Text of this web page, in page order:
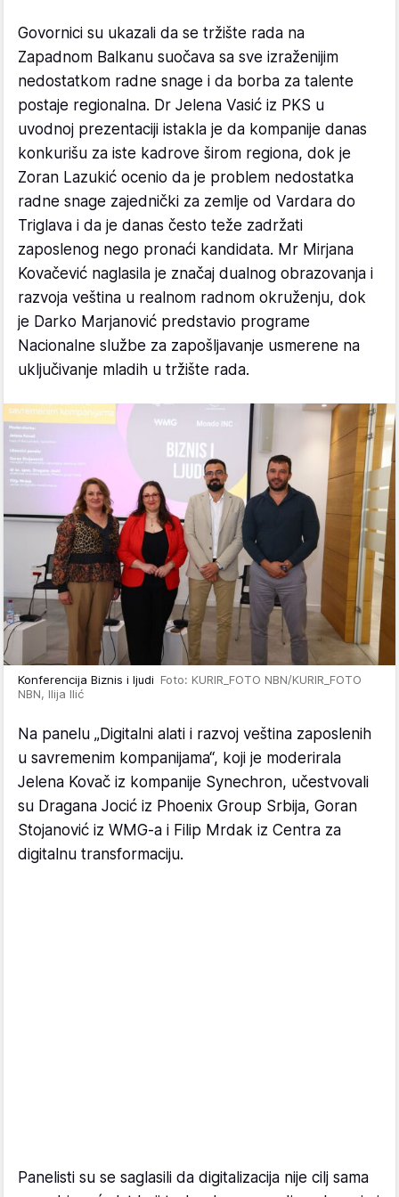
Govornici su ukazali da se tržište rada na
Zapadnom Balkanu suočava sa sve izraženijim
nedostatkom radne snage i da borba za talente
postaje regionalna. Dr Jelena Vasić iz PKS u
uvodnoj prezentaciji istakla je da kompanije danas
konkurišu za iste kadrove širom regiona, dok je
Zoran Lazukić ocenio da je problem nedostatka
radne snage zajednički za zemlje od Vardara do
Triglava i da je danas često teže zadržati
zaposlenog nego pronaći kandidata. Mr Mirjana
Kovačević naglasila je značaj dualnog obrazovanja i
razvoja veština u realnom radnom okruženju, dok
je Darko Marjanović predstavio programe
Nacionalne službe za zapošljavanje usmerene na
uključivanje mladih u tržište rada.
Konferencija Biznis i ljudi Foto: KURIR_FOTO NBN/KURIR_FOTO
NBN, Ilija Ilić
Na panelu „Digitalni alati i razvoj veština zaposlenih
u savremenim kompanijama“, koji je moderirala
Jelena Kovač iz kompanije Synechron, učestvovali
su Dragana Jocić iz Phoenix Group Srbija, Goran
Stojanović iz WMG-a i Filip Mrdak iz Centra za
digitalnu transformaciju.
Panelisti su se saglasili da digitalizacija nije cilj sama